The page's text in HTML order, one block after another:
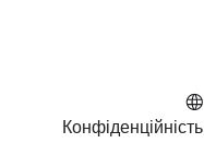
Конфіденційність